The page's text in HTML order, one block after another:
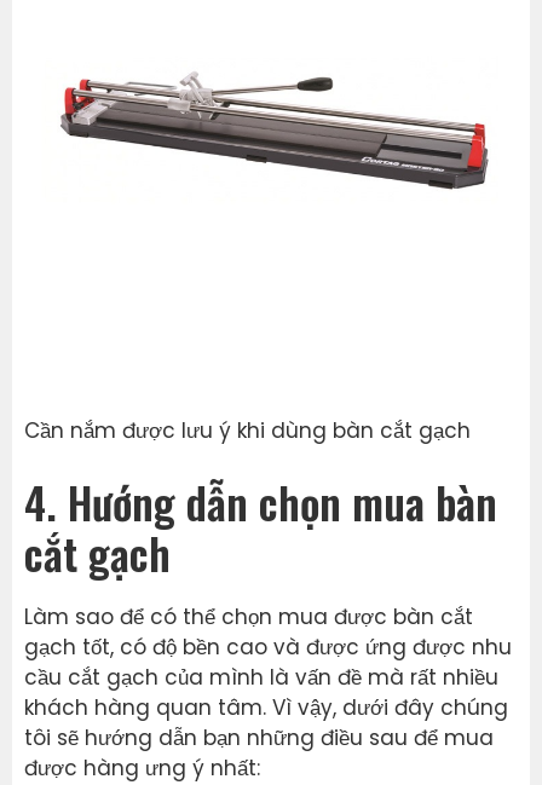
Cần nắm được lưu ý khi dùng bàn cắt gạch
4. Hướng dẫn chọn mua bàn
cắt gạch
Làm sao để có thể chọn mua được bàn cắt
gạch tốt, có độ bền cao và được ứng được nhu
cầu cắt gạch của mình là vấn đề mà rất nhiều
khách hàng quan tâm. Vì vậy, dưới đây chúng
tôi sẽ hướng dẫn bạn những điều sau để mua
được hàng ưng ý nhất: